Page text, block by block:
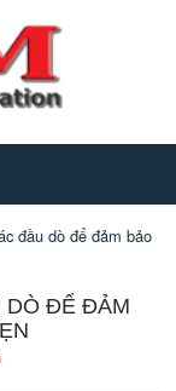
đầu dò để đảm bảo
DÒ ĐỂ ĐẢM